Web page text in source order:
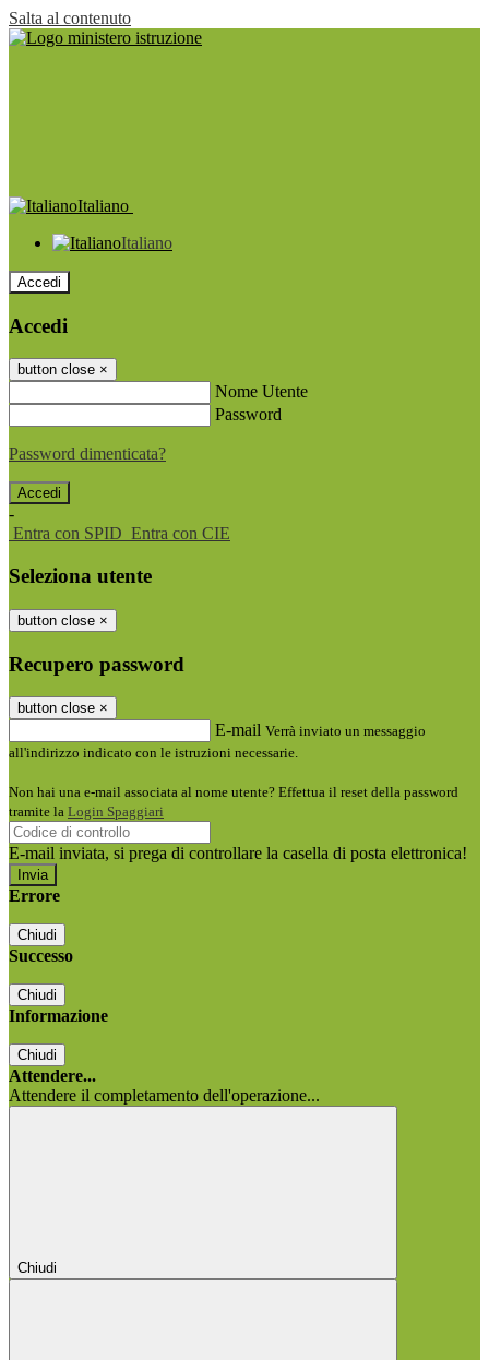
Salta al contenuto
Italiano
Italiano
Accedi
Accedi
button close ×
Nome Utente
Password
Password dimenticata?
-
Entra con SPID Entra con CIE
Seleziona utente
button close ×
Recupero password
button close ×
E-mail Verrà inviato un messaggio
all'indirizzo indicato con le istruzioni necessarie.
Non hai una e-mail associata al nome utente? Effettua il reset della password
tramite la Login Spaggiari
E-mail inviata, si prega di controllare la casella di posta elettronica!
Errore
Chiudi
Successo
Chiudi
Informazione
Chiudi
Attendere...
Attendere il completamento dell'operazione...
Chiudi